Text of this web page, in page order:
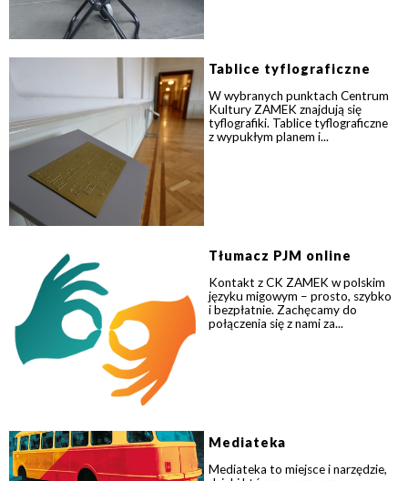
Tablice tyflograficzne
W wybranych punktach Centrum
Kultury ZAMEK znajdują się
tyflografiki. Tablice tyflograficzne
z wypukłym planem i...
Tłumacz PJM online
Kontakt z CK ZAMEK w polskim
języku migowym – prosto, szybko
i bezpłatnie. Zachęcamy do
połączenia się z nami za...
Mediateka
Mediateka to miejsce i narzędzie,